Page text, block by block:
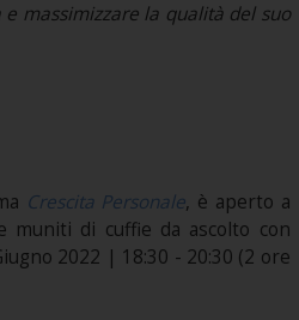
massimizzare la qualità del suo
Crescita Personale, è aperto a
di cuffie da ascolto con
2022 | 18:30 - 20:30 (2 ore